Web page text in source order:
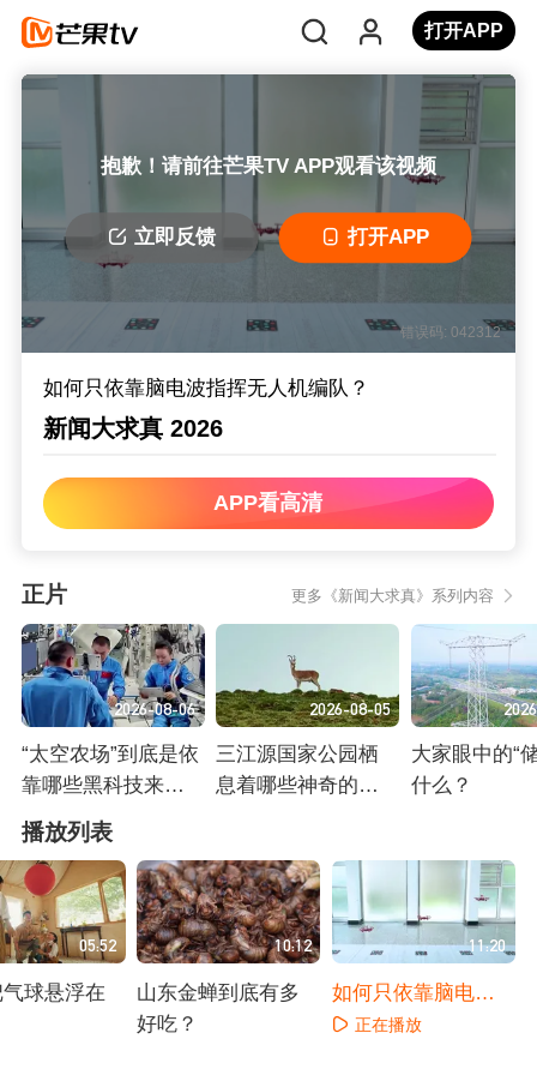
打开APP
抱歉！请前往芒果TV APP观看该视频
立即反馈 打开APP
错误码: 042312
如何只依靠脑电波指挥无人机编队？
新闻大求真 2026
APP看高清
正片 更多《新闻大求真》系列内容
2026-08-06
“太空农场”到底是依
靠哪些黑科技来解
决植物生长难题
的？
正在播放
2026-08-05
三江源国家公园栖
息着哪些神奇的生
大家眼中的“
什么？
播放列表
05:52
球悬浮在
10:12
山东金蝉到底有多
好吃？
11:20
如何只依靠脑电波
指挥无人机编队？
正在播放